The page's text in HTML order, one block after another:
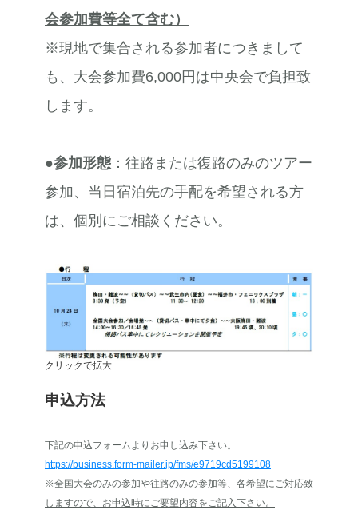
会参加費等全て含む）
※現地で集合される参加者につきまして
も、大会参加費6,000円は中央会で負担致
します。
●参加形態 ：往路または復路のみのツアー
参加、当日宿泊先の手配を希望される方
は、個別にご相談ください。
クリックで拡大
申込方法
下記の申込フォームよりお申し込み下さい。
https://business.form-mailer.jp/fms/e9719cd5199108
※全国大会のみの参加や往路のみの参加等、各希望にご対応致
しますので、お申込時にご要望内容をご記入下さい。